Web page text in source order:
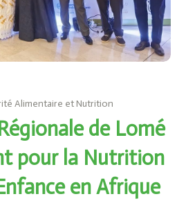
Alimentaire et Nutrition
de Lomé
pour la Nutrition
en Afrique